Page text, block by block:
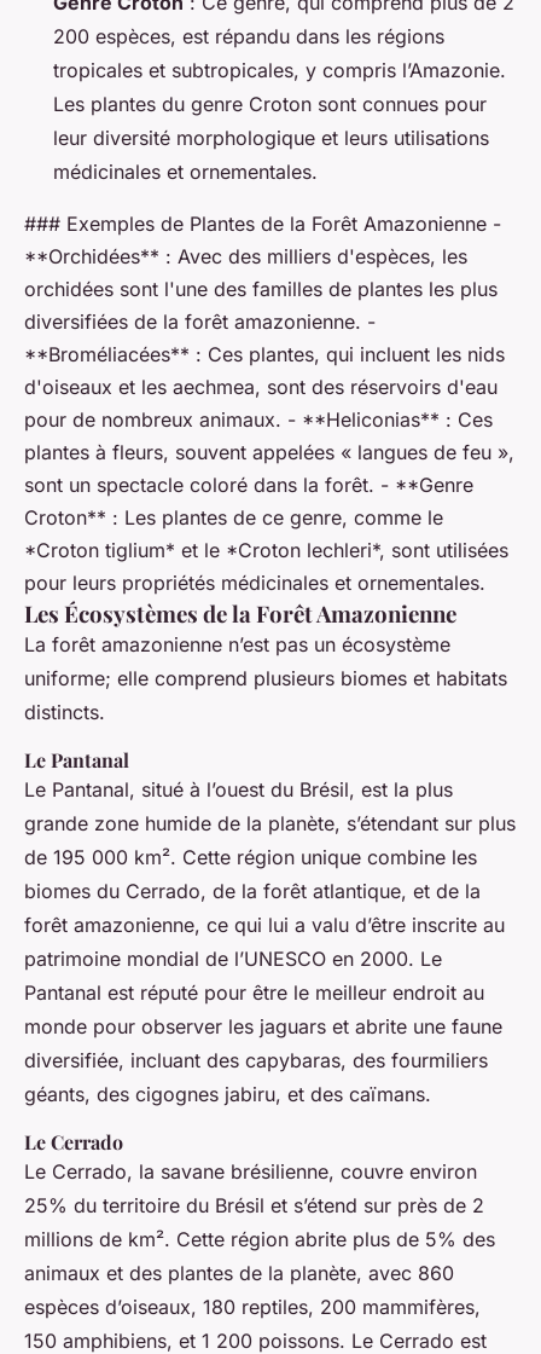
200 espèces, est répandu dans les régions
tropicales et subtropicales, y compris l’Amazonie.
Les plantes du genre Croton sont connues pour
leur diversité morphologique et leurs utilisations
médicinales et ornementales.
### Exemples de Plantes de la Forêt Amazonienne -
**Orchidées** : Avec des milliers d'espèces, les
orchidées sont l'une des familles de plantes les plus
diversifiées de la forêt amazonienne. -
**Broméliacées** : Ces plantes, qui incluent les nids
d'oiseaux et les aechmea, sont des réservoirs d'eau
pour de nombreux animaux. - **Heliconias** : Ces
plantes à fleurs, souvent appelées « langues de feu »,
sont un spectacle coloré dans la forêt. - **Genre
Croton** : Les plantes de ce genre, comme le
*Croton tiglium* et le *Croton lechleri*, sont utilisées
pour leurs propriétés médicinales et ornementales.
Les Écosystèmes de la Forêt Amazonienne
La forêt amazonienne n’est pas un écosystème
uniforme; elle comprend plusieurs biomes et habitats
distincts.
Le Pantanal
Le Pantanal, situé à l’ouest du Brésil, est la plus
grande zone humide de la planète, s’étendant sur plus
de 195 000 km². Cette région unique combine les
biomes du Cerrado, de la forêt atlantique, et de la
forêt amazonienne, ce qui lui a valu d’être inscrite au
patrimoine mondial de l’UNESCO en 2000. Le
Pantanal est réputé pour être le meilleur endroit au
monde pour observer les jaguars et abrite une faune
diversifiée, incluant des capybaras, des fourmiliers
géants, des cigognes jabiru, et des caïmans.
Le Cerrado
Le Cerrado, la savane brésilienne, couvre environ
25% du territoire du Brésil et s’étend sur près de 2
millions de km². Cette région abrite plus de 5% des
animaux et des plantes de la planète, avec 860
espèces d’oiseaux, 180 reptiles, 200 mammifères,
150 amphibiens, et 1 200 poissons. Le Cerrado est